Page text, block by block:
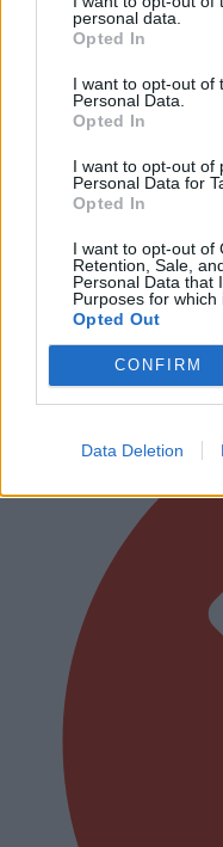
personal data.
Opted In
I want to opt-out of
Personal Data.
Opted In
I want to opt-out of
Personal Data for
Opted In
I want to opt-out of
Retention, Sale,
Personal Data that
Purposes for which
Opted Out
CONFIRM
Data Deletion
nėra net techninio
liuteronų
viena bėda –
nepatvirtintas
kartu – ir teritorijos
pavaduotoja Alina